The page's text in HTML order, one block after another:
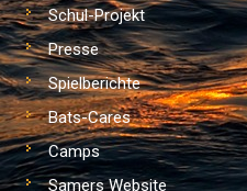
Schul-Projekt
Presse
Spielberichte
Bats-Cares
Camps
Samers Website